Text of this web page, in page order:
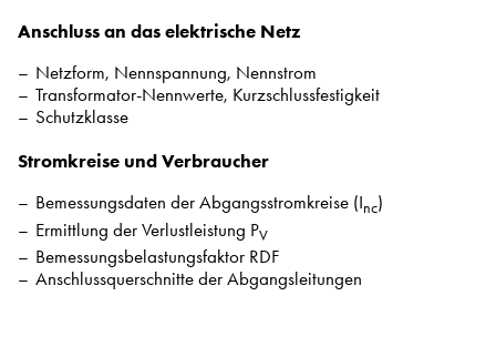
Anschluss an das elektrische Netz
Netzform, Nennspannung, Nennstrom
Transformator-Nennwerte, Kurzschlussfestigkeit
Schutzklasse
Stromkreise und Verbraucher
Bemessungsdaten der Abgangsstromkreise (Inc)
Ermittlung der Verlustleistung PV
Bemessungsbelastungsfaktor RDF
Anschlussquerschnitte der Abgangsleitungen